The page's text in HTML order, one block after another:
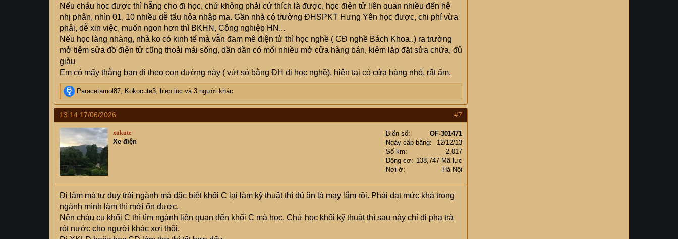
Nếu cháu học được thì hẵng cho đi học, chứ không phải cứ thích là được, học điện tử liên quan nhiều đến hệ
nhị phân, nhìn 01, 10 nhiều dễ tẩu hỏa nhập ma. Gần nhà có trường ĐHSPKT Hưng Yên học được, chi phí vừa
phải, dễ xin việc, muốn ngon hơn thì BKHN, Công nghiệp HN...
Nếu học làng nhàng, nhà ko có kinh tế mà vẫn đam mê điện tử thì học nghề ( CĐ nghề Bách Khoa..) ra trường
mở tiệm sửa đồ điện tử cũng thoải mái sống, dần dần có mối nhiều mở cửa hàng bán, kiêm lắp đặt sửa chữa, đủ
giàu
Em có mấy thằng bạn đi theo con đường này ( vứt só bằng ĐH đi học nghề), hiện tại có cửa hàng nhỏ, rất ấm.
R
e
a
c
t
i
o
n
Paracetamol87, Kokocute3, hiep luc và 3 người khác
13:14 17/06/2026 #7
xukute
Xe điện
Biển số
OF-301471
Ngày cấp bằng
12/12/13
Số km
2,017
Động cơ
138,747 Mã lực
Nơi ở
Hà Nội
Đi làm mà tư duy trái ngành mà đặc biệt khối C lại làm kỹ thuật thì đủ ăn là may lắm rồi. Phải đạt mức khá trong
ngành mình làm thì mới ổn được.
Nên cháu cụ khối C thì tìm ngành liên quan đến khối C mà học. Chứ học khối kỹ thuật thì sau này chỉ đi pha trà
rót nước cho người khác xơi thôi.